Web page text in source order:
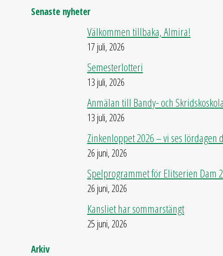
Senaste nyheter
Välkommen tillbaka, Almira!
17 juli, 2026
Semesterlotteri
13 juli, 2026
Anmälan till Bandy- och
13 juli, 2026
Zinkenloppet 2026 – vi ses lördagen
26 juni, 2026
Spelprogrammet för Elitserien Dam
26 juni, 2026
Kansliet har sommarstängt
25 juni, 2026
Arkiv